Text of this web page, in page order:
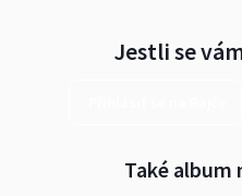
Jestli se
Také album